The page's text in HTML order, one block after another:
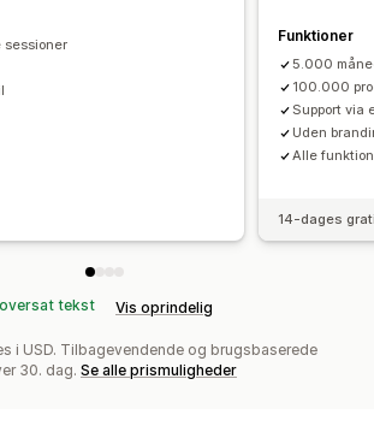
intelligens
Konverteringssporing
Søgeforespørgsler
Funktioner
5.000
100.000
Support via
Uden
Alle
14-dages
tekst Vis oprindelig
i USD. Tilbagevendende og brugsbaserede
30. dag. Se alle prismuligheder